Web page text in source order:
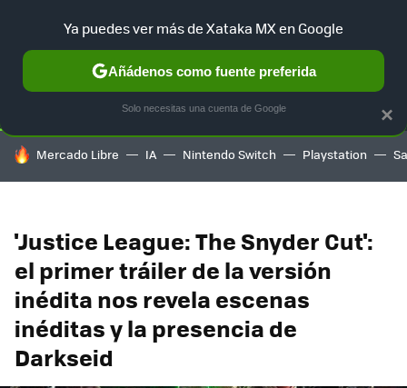
SELECCIÓN GAMING HOME AUTO TERRITORIO
HOY SE HABLA DE
Mercado Libre IA Nintendo Switch Playstation
'Justice League: The Snyder Cut':
el primer tráiler de la versión
inédita nos revela escenas
inéditas y la presencia de
Darkseid
×
Ya puedes ver más de Xataka MX en Google
Añádenos como fuente preferida
Solo necesitas una cuenta de Google